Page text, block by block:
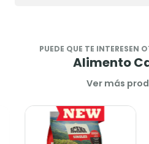
PUEDE QUE TE INTERESEN
Alimento
Ver más